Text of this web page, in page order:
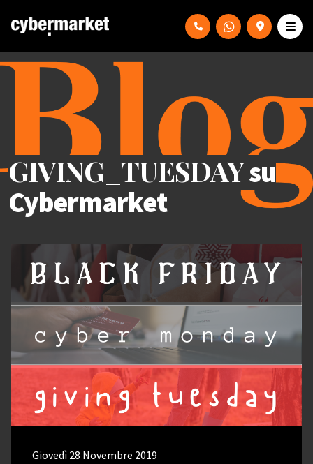
GIVING_TUESDAYsu
Cybermarket
Giovedì 28 Novembre 2019